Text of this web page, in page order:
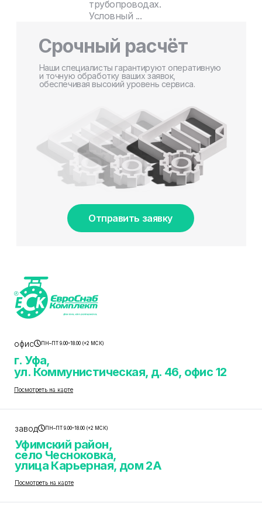
трубопроводах.
Условный ...
Срочный расчёт
Наши специалисты гарантируют оперативную
и точную обработку ваших заявок,
обеспечивая высокий уровень сервиса.
Отправить заявку
офис ПН–ПТ 9.00–18.00 (+2 МСК)
г. Уфа,
ул. Коммунистическая, д. 46, офис 12
Посмотреть на карте
завод ПН–ПТ 9.00–18.00 (+2 МСК)
Уфимский район,
село Чесноковка,
улица Карьерная, дом 2А
Посмотреть на карте